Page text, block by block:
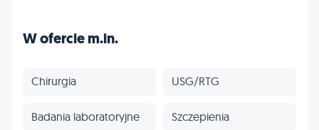
W ofercie m.in.
Chirurgia USG/RTG
Badania laboratoryjne Szczepienia